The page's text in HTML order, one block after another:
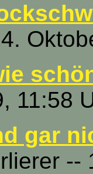
11:58
gar
--